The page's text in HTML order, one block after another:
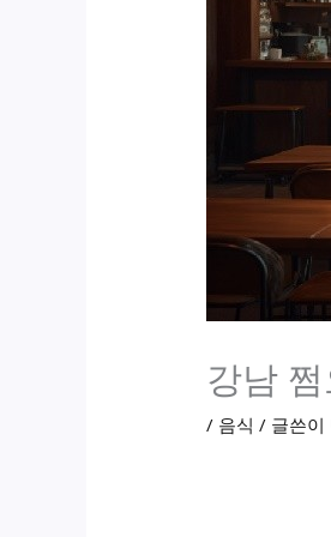
강남
/ 음식 / 글쓴이